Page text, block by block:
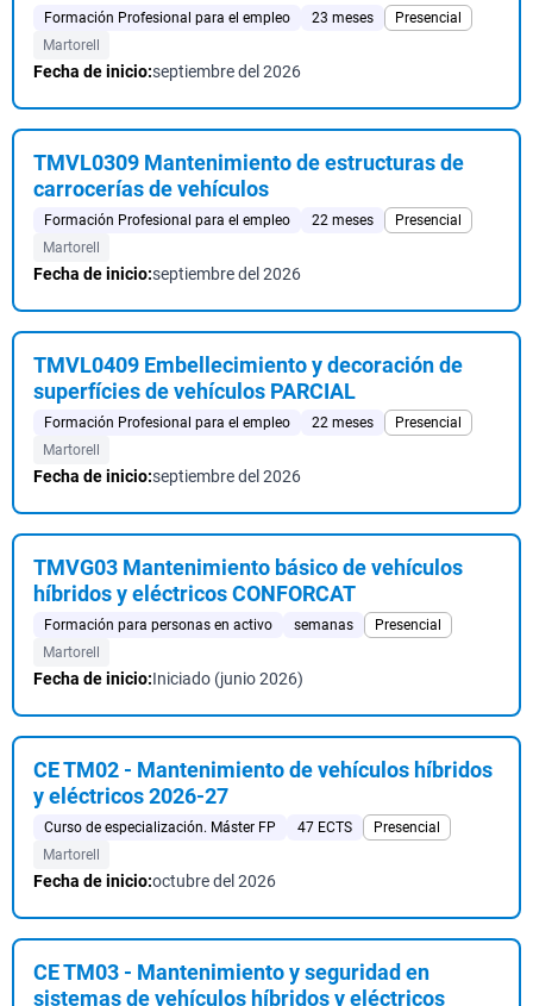
Formación Profesional para el empleo 23 meses
Presencial
Martorell
Fecha de inicio:septiembre del 2026
TMVL0309 Mantenimiento de estructuras de
carrocerías de vehículos
Formación Profesional para el empleo 22 meses
Presencial
Martorell
Fecha de inicio:septiembre del 2026
TMVL0409 Embellecimiento y decoración de
superfícies de vehículos PARCIAL
Formación Profesional para el empleo 22 meses
Presencial
Martorell
Fecha de inicio:septiembre del 2026
TMVG03 Mantenimiento básico de vehículos
híbridos y eléctricos CONFORCAT
Formación para personas en activo semanas
Presencial
Martorell
Fecha de inicio:Iniciado (junio 2026)
CE TM02 - Mantenimiento de vehículos híbridos
y eléctricos 2026-27
Curso de especialización. Máster FP 47 ECTS
Presencial
Martorell
Fecha de inicio:octubre del 2026
CE TM03 - Mantenimiento y seguridad en
sistemas de vehículos híbridos y eléctricos